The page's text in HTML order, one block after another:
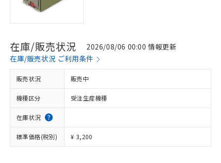
在庫/販売状況
2026/08/06 00:00 情報更新
在庫/販売状況 ご利用条件
販売状況 販売中
機種区分 受注生産機種
在庫状況
標準価格(税別) ¥ 3,200